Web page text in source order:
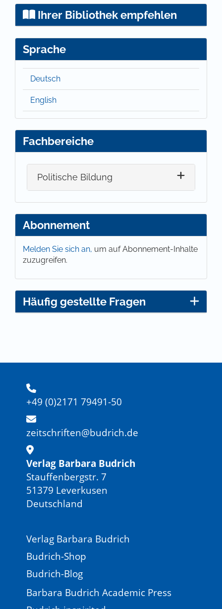
Ihrer Bibliothek empfehlen
Sprache
Deutsch
English
Fachbereiche
Politische Bildung
Abonnement
Melden Sie sich an, um auf Abonnement-Inhalte
zuzugreifen.
Häufig gestellte Fragen
+49 (0)2171 79491-50
zeitschriften@budrich.de
Verlag Barbara Budrich
Stauffenbergstr. 7
51379 Leverkusen
Deutschland
Verlag Barbara Budrich
Budrich-Shop
Budrich-Blog
Barbara Budrich Academic Press